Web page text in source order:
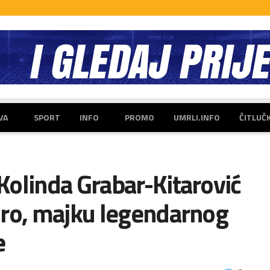
SPORT INFO PROMO UMRLI.INFO
Grabar-Kitarović
majku legendarnog